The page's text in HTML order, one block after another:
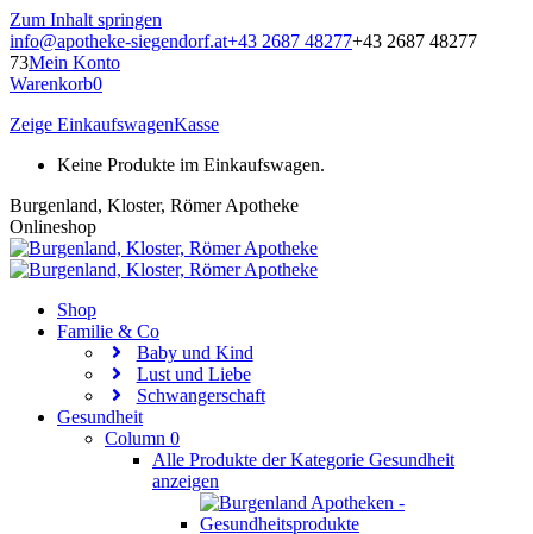
Zum Inhalt springen
info@apotheke-siegendorf.at+43 2687 48277+43 2687 48277
73Mein Konto
Warenkorb0
Zeige EinkaufswagenKasse
Keine Produkte im Einkaufswagen.
Burgenland, Kloster, Römer Apotheke
Onlineshop
Shop
Familie & Co
Baby und Kind
Lust und Liebe
Schwangerschaft
Gesundheit
Column 0
Alle Produkte der Kategorie Gesundheit
anzeigen